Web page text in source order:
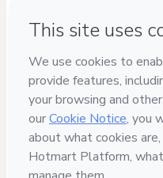
Ascaneo and has no
control over it; (ii) agree to
authorized and
Learn more about your
2026
2026-08-07T06:43:17.461Z